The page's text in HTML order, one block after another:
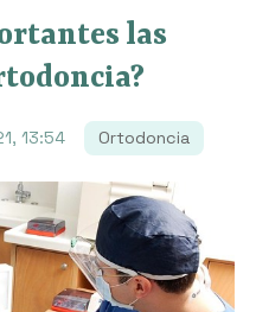
las
13:54 Ortodoncia